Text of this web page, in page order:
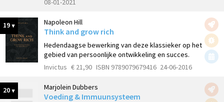
08-01-2021
19 Napoleon Hill
Think and grow rich
Hedendaagse bewerking van deze klassieker op het
gebied van persoonlijke ontwikkeling en succes.
Invictus € 21,90 ISBN 9789079679416 24-06-2016
20 Marjolein Dubbers
Voeding & Immuunsysteem